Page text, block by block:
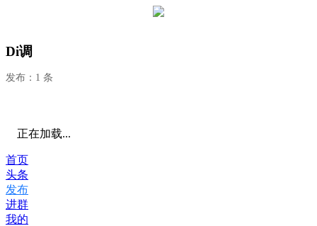
Di调
发布：1 条
正在加载...
首页
头条
发布
进群
我的